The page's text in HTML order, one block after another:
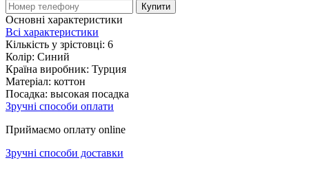
Купити
Основні характеристики
Всі характеристики
Кількість у зрістовці: 6
Колір: Синий
Країна виробник: Турция
Матеріал: коттон
Посадка: высокая посадка
Зручні способи оплати
Приймаємо оплату online
Зручні способи доставки